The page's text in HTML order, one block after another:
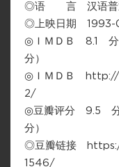
◎语 言 汉语普
◎上映日期 1993-
◎ＩＭＤＢ 8.1 分
分）
◎ＩＭＤＢ
2/
◎豆瓣评分 9.5 分
分）
◎豆瓣链接
1546/